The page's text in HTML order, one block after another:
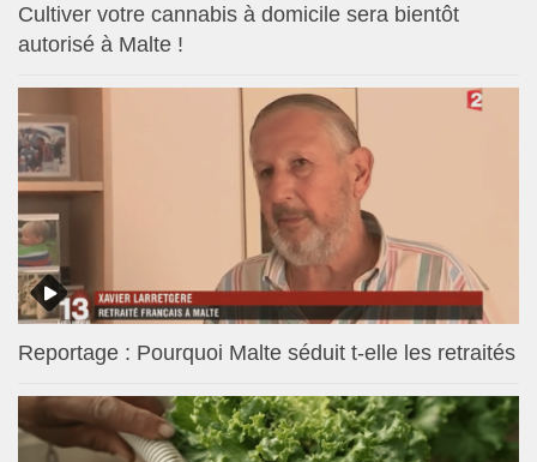
Cultiver votre cannabis à domicile sera bientôt
autorisé à Malte !
Reportage : Pourquoi Malte séduit t-elle les retraités